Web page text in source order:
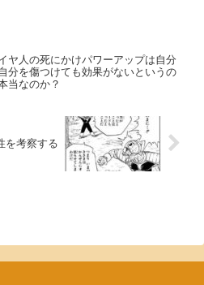
ヤ人の死にかけパワーアップは自分
分を傷つけても効果がないというの
当なのか？
を考察する